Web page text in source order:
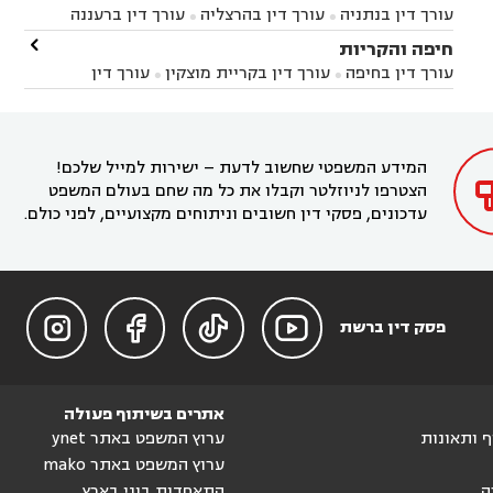
זיקים
עורך דין בנתיבות עורך דין בקרית מלאכי עורך דין בנתניה  עורך דין בהרצליה  עורך דין ברעננה
עורך דין בחדרה עורך דין בכפר סבא
עורך דין בהוד
השרון
עורך דין באבן יהודה
עורך דין בחריש עורך דין בקיסריה עורך דין בקדימה
חיפה והקריות
עורך דין בחיפה  עורך דין בקריית מוצקין 
עורך דין
בקרית מוצקין
עורך דין בקריית אתא
עורך דין

המידע המשפטי שחשוב לדעת – ישירות למייל שלכם!
הצטרפו לניוזלטר וקבלו את כל מה שחם בעולם המשפט
עדכונים, פסקי דין חשובים וניתוחים מקצועיים, לפני כולם.
פסק דין ברשת 



ותאונות
אתרים בשיתוף פעולה
ערוץ המשפט באתר ynet
ערוץ המשפט באתר mako